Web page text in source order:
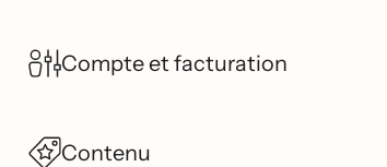
Compte et facturation
Contenu